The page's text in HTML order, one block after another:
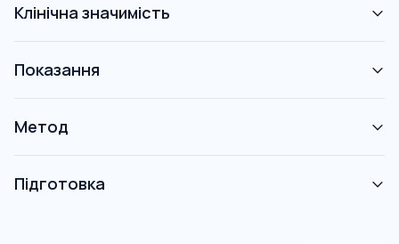
Клінічна значимість
Показання
Метод
Підготовка